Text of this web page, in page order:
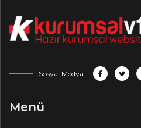
Sosyal Medya
Menü